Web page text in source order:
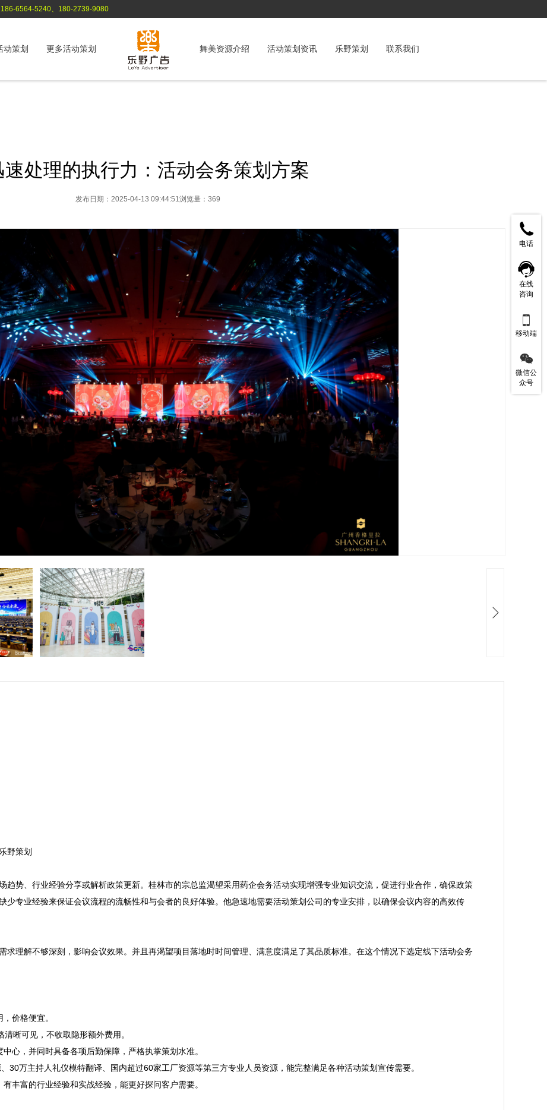
186-6564-5240、180-2739-9080
动策划 更多活动策划 舞美资源介绍 活动策划资讯 乐野策划 联系我们
速处理的执行力：活动会务策划方案
发布日期：2025-04-13 09:44:51浏览量：369
野策划
趋势、行业经验分享或解析政策更新。桂林市的宗总监渴望采用药企会务活动实现增强专业知识交流，促进行业合作，确保政策
少专业经验来保证会议流程的流畅性和与会者的良好体验。他急速地需要活动策划公司的专业安排，以确保会议内容的高效传
求理解不够深刻，影响会议效果。并且再渴望项目落地时时间管理、满意度满足了其品质标准。在这个情况下选定线下活动会务
价格便宜。
晰可见，不收取隐形额外费用。
心，并同时具备各项后勤保障，严格执掌策划水准。
30万主持人礼仪模特翻译、国内超过60家工厂资源等第三方专业人员资源，能完整满足各种活动策划宣传需要。
丰富的行业经验和实战经验，能更好探问客户需要。
电话
在线
咨询

移动端

微信公
众号